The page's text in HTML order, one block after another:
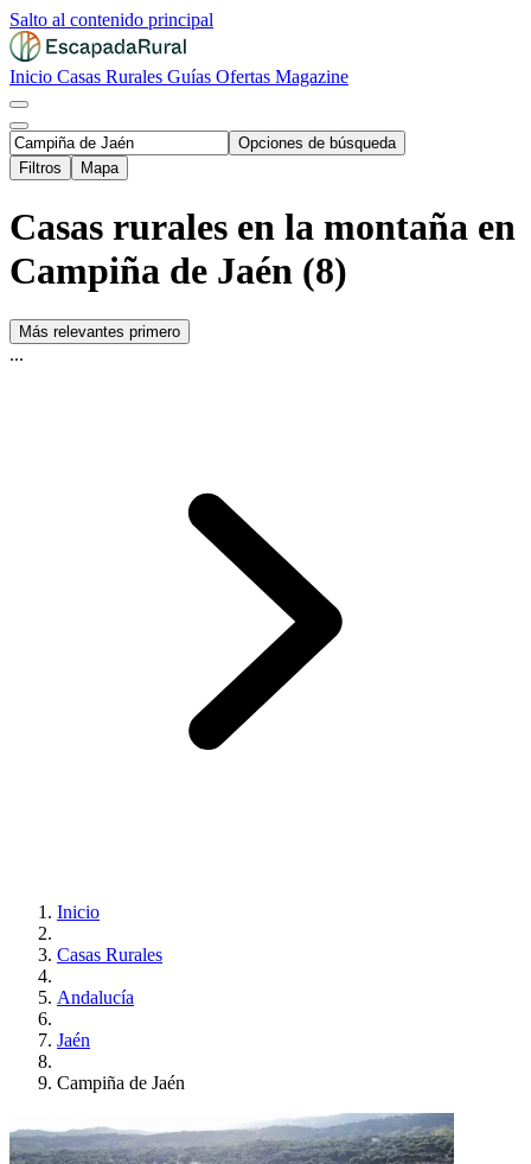
Salto al contenido principal
Inicio Casas Rurales Guías Ofertas Magazine
Opciones de búsqueda
Filtros
Mapa
Casas rurales en la montaña en
Campiña de Jaén (8)
Más relevantes primero
...
Inicio
Casas Rurales
Andalucía
Jaén
Campiña de Jaén